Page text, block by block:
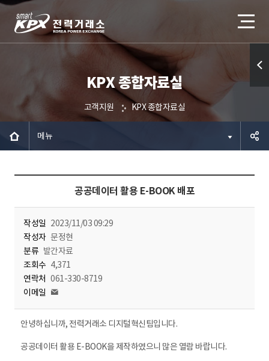
KPX 종합자료실
고객지원 KPX 종합자료실
메뉴
공공데이터 활용 E-BOOK 배포
작성일 2023/11/03 09:29
작성자 문정현
분류 발간자료
조회수 4,371
연락처 061-330-8719
이메일
안녕하십니까, 전력거래소 디지털혁신팀입니다.
공공데이터 활용 E-BOOK을 제작하였으니 많은 열람 바랍니다.